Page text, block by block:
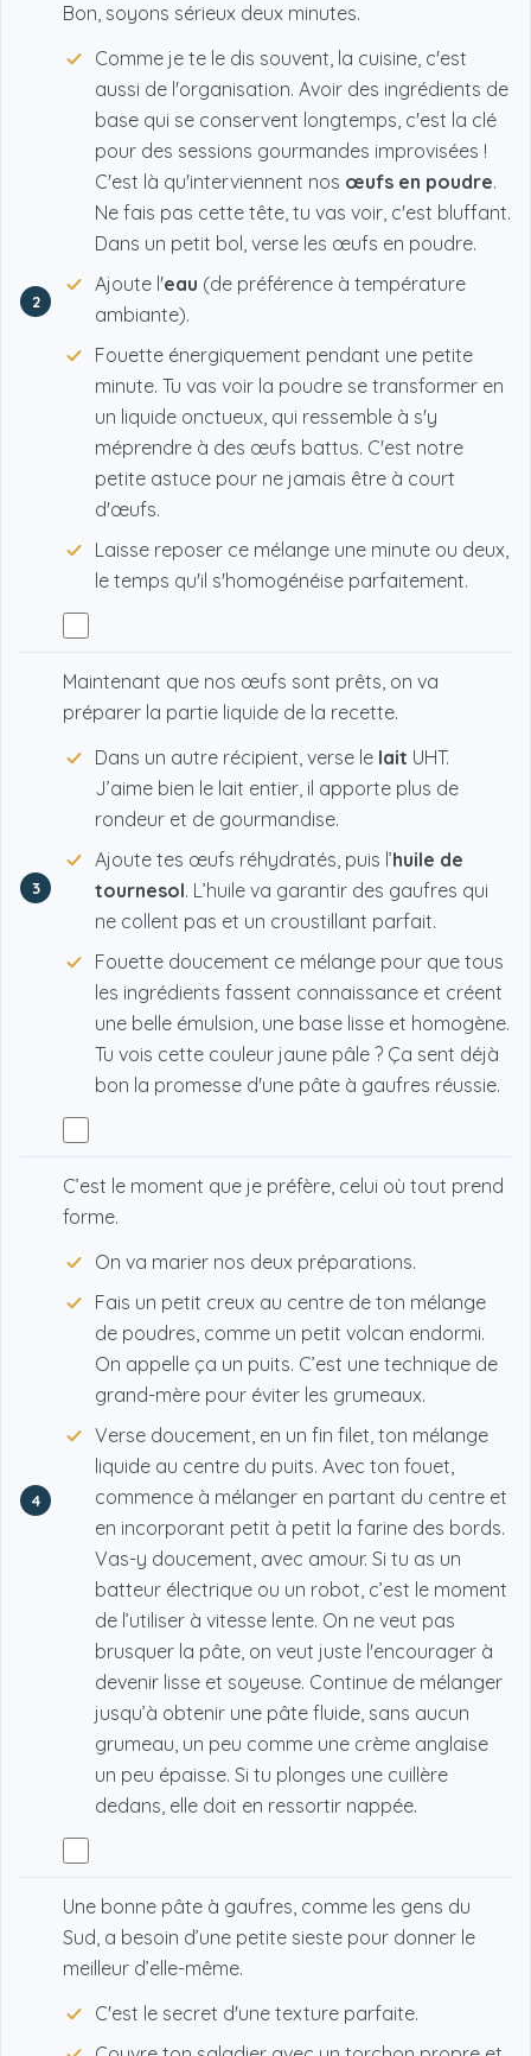
2
Bon, soyons sérieux deux minutes.
Comme je te le dis souvent, la cuisine, c'est
aussi de l'organisation. Avoir des ingrédients de
base qui se conservent longtemps, c'est la clé
pour des sessions gourmandes improvisées !
C'est là qu'interviennent nos œufs en poudre.
Ne fais pas cette tête, tu vas voir, c'est bluffant.
Dans un petit bol, verse les œufs en poudre.
Ajoute l'eau (de préférence à température
ambiante).
Fouette énergiquement pendant une petite
minute. Tu vas voir la poudre se transformer en
un liquide onctueux, qui ressemble à s'y
méprendre à des œufs battus. C'est notre
petite astuce pour ne jamais être à court
d'œufs.
Laisse reposer ce mélange une minute ou deux,
le temps qu'il s'homogénéise parfaitement.
3
Maintenant que nos œufs sont prêts, on va
préparer la partie liquide de la recette.
Dans un autre récipient, verse le lait UHT.
J’aime bien le lait entier, il apporte plus de
rondeur et de gourmandise.
Ajoute tes œufs réhydratés, puis l’huile de
tournesol. L’huile va garantir des gaufres qui
ne collent pas et un croustillant parfait.
Fouette doucement ce mélange pour que tous
les ingrédients fassent connaissance et créent
une belle émulsion, une base lisse et homogène.
Tu vois cette couleur jaune pâle ? Ça sent déjà
bon la promesse d'une pâte à gaufres réussie.
4
C’est le moment que je préfère, celui où tout prend
forme.
On va marier nos deux préparations.
Fais un petit creux au centre de ton mélange
de poudres, comme un petit volcan endormi.
On appelle ça un puits. C’est une technique de
grand-mère pour éviter les grumeaux.
Verse doucement, en un fin filet, ton mélange
liquide au centre du puits. Avec ton fouet,
commence à mélanger en partant du centre et
en incorporant petit à petit la farine des bords.
Vas-y doucement, avec amour. Si tu as un
batteur électrique ou un robot, c’est le moment
de l’utiliser à vitesse lente. On ne veut pas
brusquer la pâte, on veut juste l'encourager à
devenir lisse et soyeuse. Continue de mélanger
jusqu’à obtenir une pâte fluide, sans aucun
grumeau, un peu comme une crème anglaise
un peu épaisse. Si tu plonges une cuillère
dedans, elle doit en ressortir nappée.
Une bonne pâte à gaufres, comme les gens du
Sud, a besoin d’une petite sieste pour donner le
meilleur d’elle-même.
C'est le secret d'une texture parfaite.